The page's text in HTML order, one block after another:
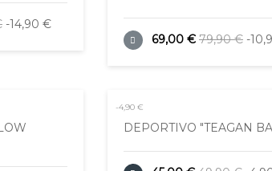
-14,90 €
69,00 € 79,90 € -
-4,90 €
DEPORTIVO "TEAGAN